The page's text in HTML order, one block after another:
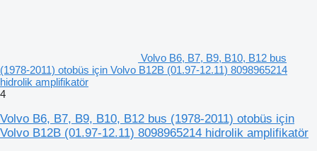
Volvo B6, B7, B9, B10, B12 bus
(1978-2011) otobüs için Volvo B12B (01.97-12.11) 8098965214
hidrolik amplifikatör
4
Volvo B6, B7, B9, B10, B12 bus (1978-2011) otobüs için
Volvo B12B (01.97-12.11) 8098965214 hidrolik amplifikatör